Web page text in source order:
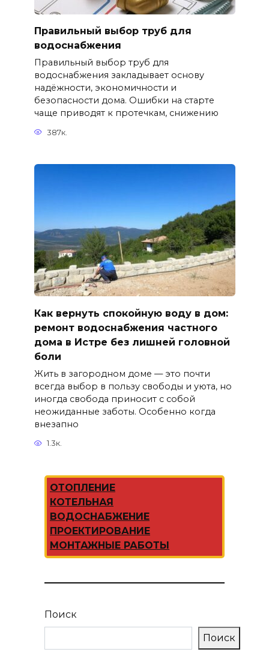
Правильный выбор труб для
водоснабжения
Правильный выбор труб для
водоснабжения закладывает основу
надёжности, экономичности и
безопасности дома. Ошибки на старте
чаще приводят к протечкам, снижению
387к.
Как вернуть спокойную воду в дом:
ремонт водоснабжения частного
дома в Истре без лишней головной
боли
Жить в загородном доме — это почти
всегда выбор в пользу свободы и уюта, но
иногда свобода приносит с собой
неожиданные заботы. Особенно когда
внезапно
1.3к.
ОТОПЛЕНИЕ
КОТЕЛЬНАЯ
ВОДОСНАБЖЕНИЕ
ПРОЕКТИРОВАНИЕ
МОНТАЖНЫЕ РАБОТЫ
Поиск
Поиск